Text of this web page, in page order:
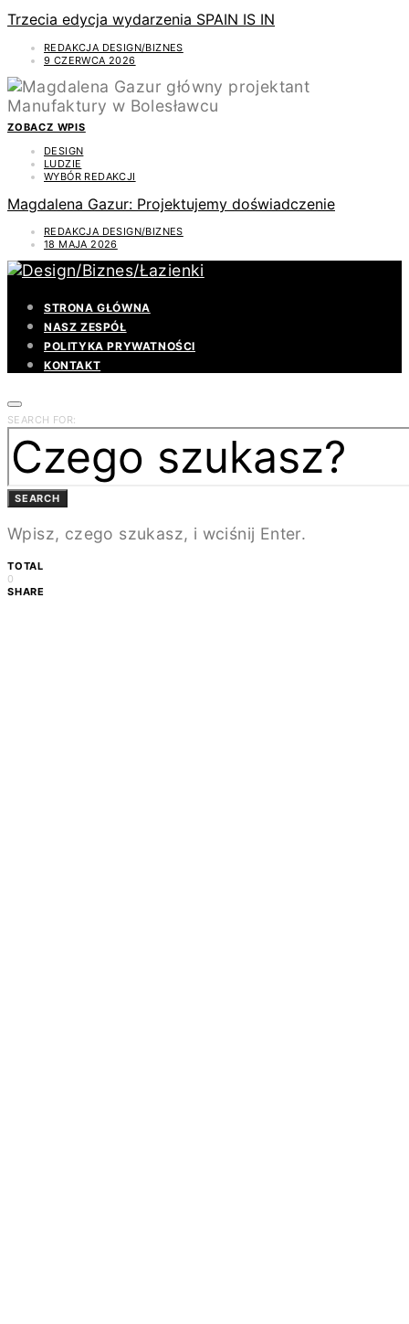
Trzecia edycja wydarzenia SPAIN IS IN
REDAKCJA DESIGN/BIZNES
9 CZERWCA 2026
ZOBACZ WPIS
DESIGN
LUDZIE
WYBÓR REDAKCJI
Magdalena Gazur: Projektujemy doświadczenie
REDAKCJA DESIGN/BIZNES
18 MAJA 2026
STRONA GŁÓWNA
NASZ ZESPÓŁ
POLITYKA PRYWATNOŚCI
KONTAKT
SEARCH FOR:
SEARCH
Wpisz, czego szukasz, i wciśnij Enter.
TOTAL
0
SHARE